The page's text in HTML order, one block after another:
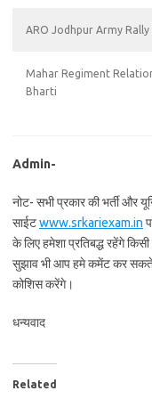
ARO Jodhpur Army
Mahar Regiment
Bharti
Admin-
नोट- सभी प्रकार की भर्ती और
साईटwww.srkariexam.in
के लिए हमेशा प्रतिबद्ध रहेंगे
सुझाव भी आप हमे कमेंट कर सकते
कोशिस करेंगे।
धन्यवाद
Related